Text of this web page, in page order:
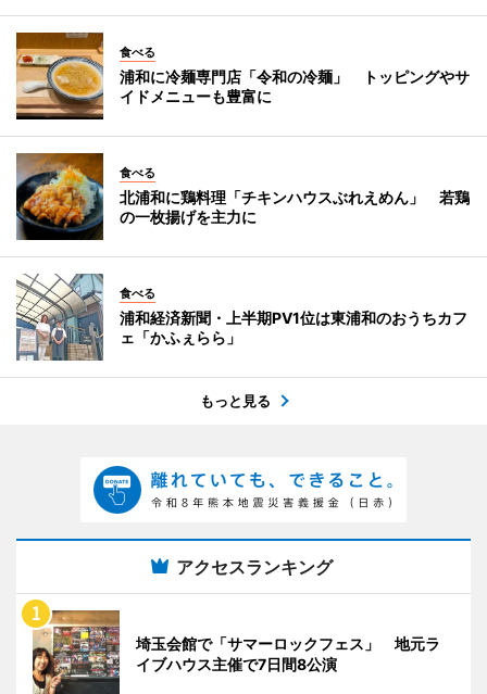
食べる
浦和に冷麺専門店「令和の冷麺」 トッピングやサ
イドメニューも豊富に
食べる
北浦和に鶏料理「チキンハウスぶれえめん」 若鶏
の一枚揚げを主力に
食べる
浦和経済新聞・上半期PV1位は東浦和のおうちカフ
ェ「かふぇらら」
もっと見る
アクセスランキング
埼玉会館で「サマーロックフェス」 地元ラ
イブハウス主催で7日間8公演